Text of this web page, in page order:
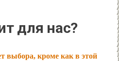
для нас?
выбора, кроме как в этой